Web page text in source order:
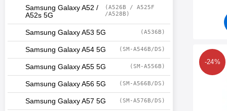
Samsung Galaxy A52 /
A52s 5G
(A526B / A525F
/A528B)
Samsung Galaxy A53 5G (A536B)
Samsung Galaxy A54 5G (SM-A546B/DS)
Samsung Galaxy A55 5G (SM-A556B)
Samsung Galaxy A56 5G (SM-A566B/DS)
Samsung Galaxy A57 5G (SM-A576B/DS)
-24%
Makera